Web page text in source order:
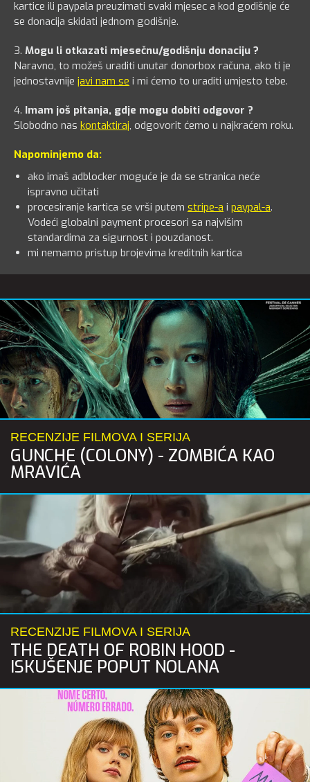
kartice ili paypala preuzimati svaki mjesec a kod godišnje će
se donacija skidati jednom godišnje.
3. Mogu li otkazati mjesečnu/godišnju donaciju ?
Naravno, to možeš uraditi unutar donorbox računa, ako ti je
jednostavnije javi nam se i mi ćemo to uraditi umjesto tebe.
4. Imam još pitanja, gdje mogu dobiti odgovor ?
Slobodno nas kontaktiraj, odgovorit ćemo u najkraćem roku.
Napominjemo da:
ako imaš adblocker moguće je da se stranica neće
ispravno učitati
procesiranje kartica se vrši putem stripe-a i paypal-a.
Vodeći globalni payment procesori sa najvišim
standardima za sigurnost i pouzdanost.
mi nemamo pristup brojevima kreditnih kartica
RECENZIJE FILMOVA I SERIJA
GUNCHE (COLONY) - ZOMBIĆA KAO
MRAVIĆA
RECENZIJE FILMOVA I SERIJA
THE DEATH OF ROBIN HOOD -
ISKUŠENJE POPUT NOLANA